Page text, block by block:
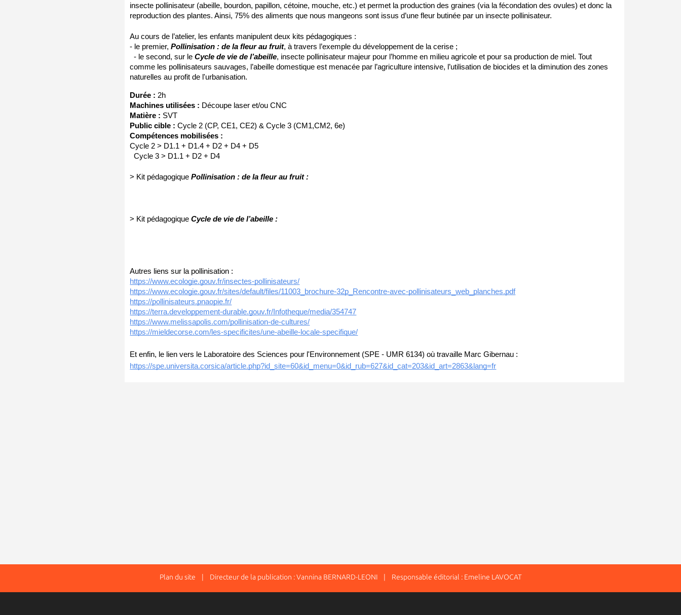
insecte pollinisateur (abeille, bourdon, papillon, cétoine, mouche, etc.) et permet la production des graines (via la fécondation des ovules) et donc la
reproduction des plantes. Ainsi, 75% des aliments que nous mangeons sont issus d’une fleur butinée par un insecte pollinisateur.
Au cours de l’atelier, les enfants manipulent deux kits pédagogiques :
- le premier, Pollinisation : de la fleur au fruit, à travers l’exemple du développement de la cerise ;
- le second, sur le Cycle de vie de l’abeille, insecte pollinisateur majeur pour l’homme en milieu agricole et pour sa production de miel. Tout
comme les pollinisateurs sauvages, l’abeille domestique est menacée par l’agriculture intensive, l’utilisation de biocides et la diminution des zones
naturelles au profit de l'urbanisation.
Durée : 2h
Machines utilisées : Découpe laser et/ou CNC
Matière : SVT
Public cible : Cycle 2 (CP, CE1, CE2) & Cycle 3 (CM1,CM2, 6e)
Compétences mobilisées :
Cycle 2 > D1.1 + D1.4 + D2 + D4 + D5
  Cycle 3 > D1.1 + D2 + D4
> Kit pédagogique Pollinisation : de la fleur au fruit :
> Kit pédagogique Cycle de vie de l’abeille :
Autres liens sur la pollinisation :
https://www.ecologie.gouv.fr/insectes-pollinisateurs/
https://www.ecologie.gouv.fr/sites/default/files/11003_brochure-32p_Rencontre-avec-pollinisateurs_web_planches.pdf
https://pollinisateurs.pnaopie.fr/
https://terra.developpement-durable.gouv.fr/Infotheque/media/354747
https://www.melissapolis.com/pollinisation-de-cultures/
https://mieldecorse.com/les-specificites/une-abeille-locale-specifique/
Et enfin, le lien vers le Laboratoire des Sciences pour l'Environnement (SPE - UMR 6134) où travaille Marc Gibernau :
https://spe.universita.corsica/article.php?id_site=60&id_menu=0&id_rub=627&id_cat=203&id_art=2863&lang=fr
Plan du site | Directeur de la publication : Vannina BERNARD-LEONI | Responsable éditorial : Emeline LAVOCAT